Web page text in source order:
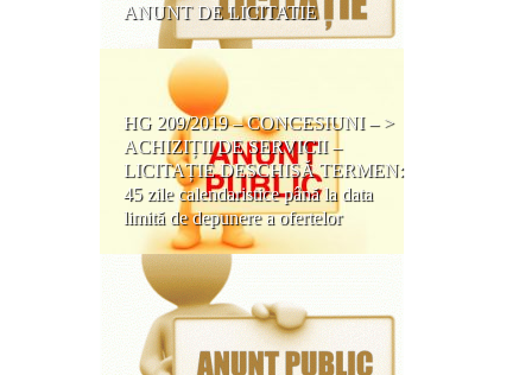
ANUNT DE LICITATIE
HG 209/2019 – CONCESIUNI – >
ACHIZIȚII DE SERVICII –
LICITAȚIE DESCHISĂ TERMEN:
45 zile calendaristice până la data
limită de depunere a ofertelor